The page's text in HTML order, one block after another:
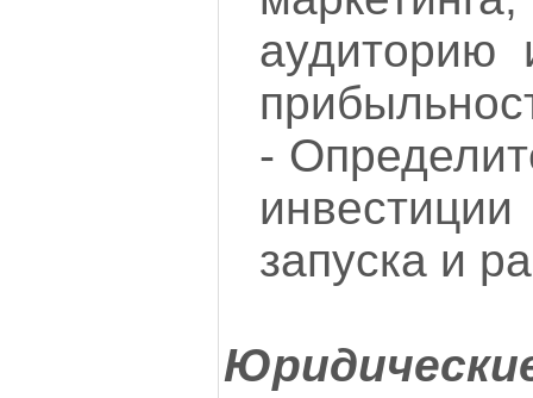
аудиторию
-
запуска и